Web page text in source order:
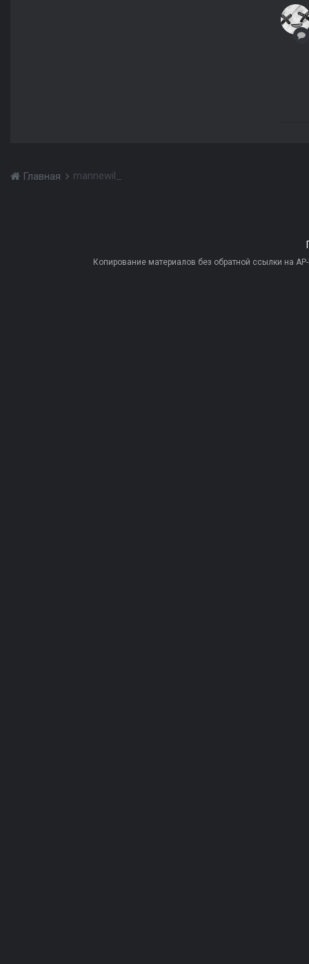
Главная mannewil_
Копирование материалов без обратной ссылки на